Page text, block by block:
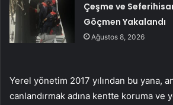
Çeşme ve
Göçmen Yakalandı
Ağustos 8, 2026
Yerel yönetim 2017 yılından bu yana,
canlandırmak adına kentte koruma ve